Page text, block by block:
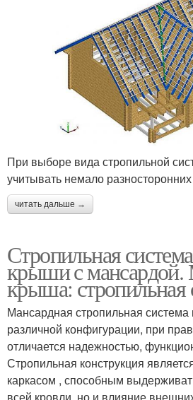
При выборе вида стропильной
учитывать немало
читать дальше →
Стропильная
крыши с мансардой.
крыша: стропильная
Мансардная стропильная
различной конфигурации, при
отличается надежностью,
Стропильная конструкция
каркасом , способным
всей кровли, но и влияние